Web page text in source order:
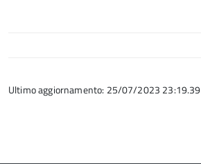
Ultimo aggiornamento: 25/07/2023 23:19.39